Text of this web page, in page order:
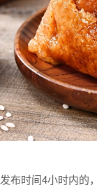
发布时间4小时内的